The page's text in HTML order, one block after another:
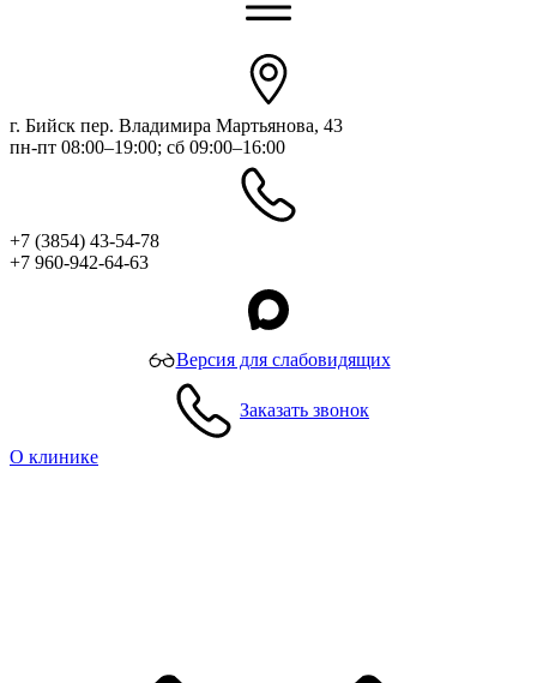
г. Бийск пер. Владимира Мартьянова, 43
пн-пт 08:00–19:00; сб 09:00–16:00
+7 (3854) 43-54-78
+7 960-942-64-63
Версия для слабовидящих
Заказать звонок
О клинике